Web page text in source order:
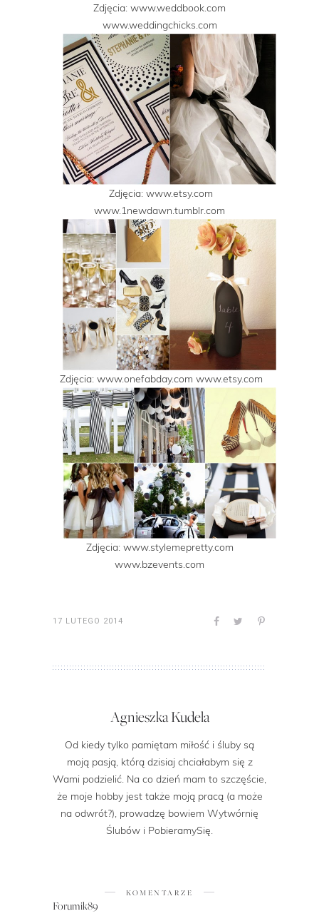
Zdjęcia: www.weddbook.com
www.weddingchicks.com
Zdjęcia: www.etsy.com
www.1newdawn.tumblr.com
Zdjęcia: www.onefabday.com www.etsy.com
Zdjęcia: www.stylemepretty.com
www.bzevents.com
17 LUTEGO 2014
Agnieszka Kudela
Od kiedy tylko pamiętam miłość i śluby są
moją pasją, którą dzisiaj chciałabym się z
Wami podzielić. Na co dzień mam to szczęście,
że moje hobby jest także moją pracą (a może
na odwrót?), prowadzę bowiem Wytwórnię
Ślubów i PobieramySię.
KOMENTARZE
Forumik89